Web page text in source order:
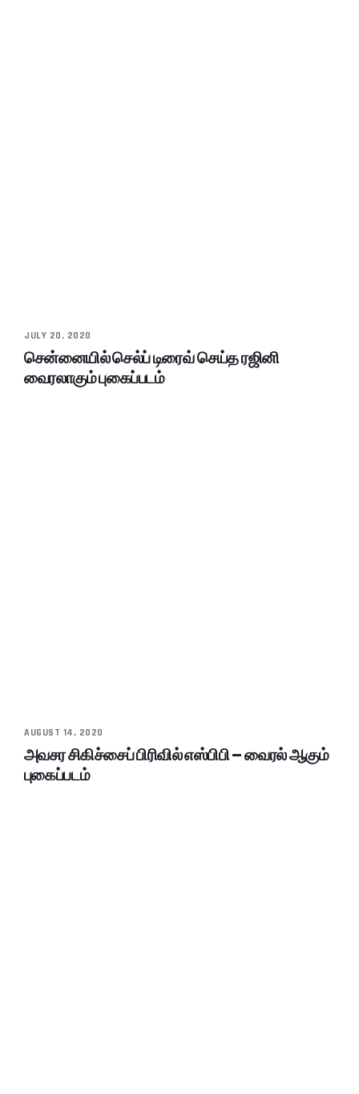
JULY 20, 2020
சென்னையில் செல்ப் டிரைவ் செய்த ரஜினி
வைரலாகும் புகைப்படம்
AUGUST 14, 2020
அவசர சிகிச்சைப் பிரிவில் எஸ்பிபி – வைரல் ஆகும்
புகைப்படம்